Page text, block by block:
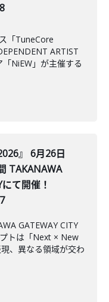
「TuneCore
ARTIST
NiEW」が主催する
』 6月26日
TAKANAWA
て開催！
GATEWAY CITY
トは「Next × New
、異なる領域が交わ